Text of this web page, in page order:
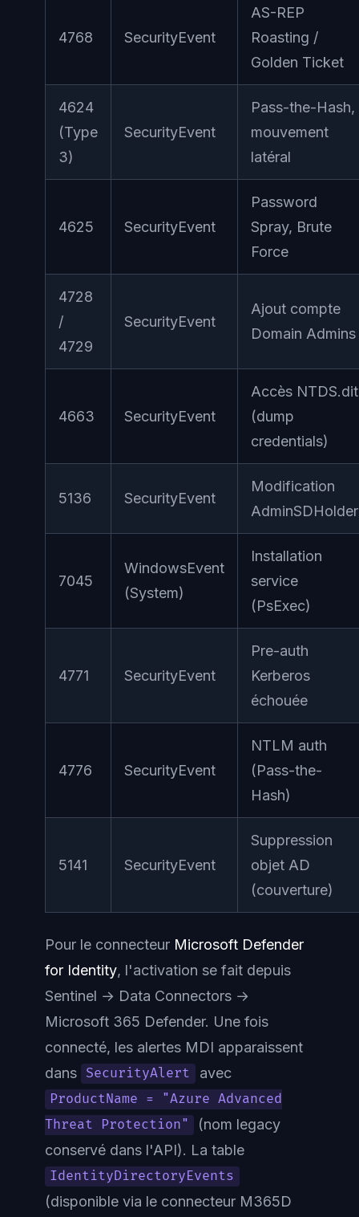
4768 SecurityEvent
AS-REP
Roasting /
Golden Ticket
4624
(Type
3)
SecurityEvent
Pass-the-Hash,
mouvement
latéral
4625 SecurityEvent
Password
Spray, Brute
Force
4728
/
4729
SecurityEvent
Ajout compte
Domain Admins
4663 SecurityEvent
Accès NTDS.dit
(dump
credentials)
5136 SecurityEvent
Modification
AdminSDHolder
7045
WindowsEvent
(System)
Installation
service
(PsExec)
4771 SecurityEvent
Pre-auth
Kerberos
échouée
4776 SecurityEvent
NTLM auth
(Pass-the-
Hash)
5141 SecurityEvent
Suppression
objet AD
(couverture)
Pour le connecteur Microsoft Defender
for Identity, l'activation se fait depuis
Sentinel → Data Connectors →
Microsoft 365 Defender. Une fois
connecté, les alertes MDI apparaissent
dans SecurityAlert avec
ProductName = "Azure Advanced
Threat Protection"
(nom legacy
conservé dans l'API). La table
IdentityDirectoryEvents
(disponible via le connecteur M365D